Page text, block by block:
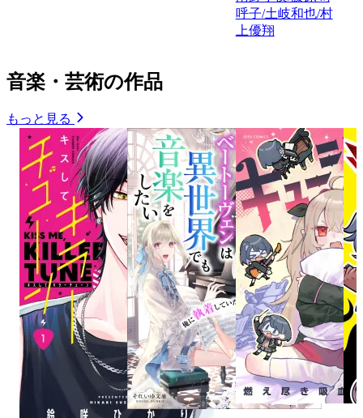
呼子/土岐和也/村
上優翔
音楽・芸術の作品
もっと見る